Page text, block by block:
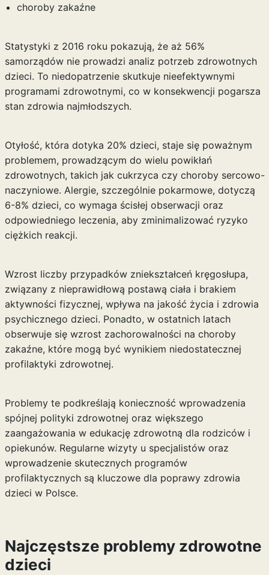
choroby zakaźne
Statystyki z 2016 roku pokazują, że aż 56%
samorządów nie prowadzi analiz potrzeb zdrowotnych
dzieci. To niedopatrzenie skutkuje nieefektywnymi
programami zdrowotnymi, co w konsekwencji pogarsza
stan zdrowia najmłodszych.
Otyłość, która dotyka 20% dzieci, staje się poważnym
problemem, prowadzącym do wielu powikłań
zdrowotnych, takich jak cukrzyca czy choroby sercowo-
naczyniowe. Alergie, szczególnie pokarmowe, dotyczą
6-8% dzieci, co wymaga ścisłej obserwacji oraz
odpowiedniego leczenia, aby zminimalizować ryzyko
ciężkich reakcji.
Wzrost liczby przypadków zniekształceń kręgosłupa,
związany z nieprawidłową postawą ciała i brakiem
aktywności fizycznej, wpływa na jakość życia i zdrowia
psychicznego dzieci. Ponadto, w ostatnich latach
obserwuje się wzrost zachorowalności na choroby
zakaźne, które mogą być wynikiem niedostatecznej
profilaktyki zdrowotnej.
Problemy te podkreślają konieczność wprowadzenia
spójnej polityki zdrowotnej oraz większego
zaangażowania w edukację zdrowotną dla rodziców i
opiekunów. Regularne wizyty u specjalistów oraz
wprowadzenie skutecznych programów
profilaktycznych są kluczowe dla poprawy zdrowia
dzieci w Polsce.
Najczęstsze problemy zdrowotne
dzieci